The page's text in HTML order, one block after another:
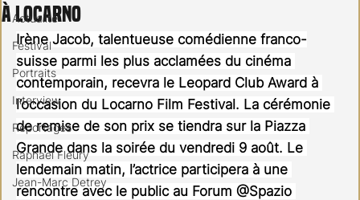
Actualité
Festival
Portraits
Interview
Reportages
Raphael Fleury
Jean-Marc Detrey
à Locarno
Irène Jacob, talentueuse comédienne franco-
suisse parmi les plus acclamées du cinéma
contemporain, recevra le Leopard Club Award à
l’occasion du Locarno Film Festival. La cérémonie
de remise de son prix se tiendra sur la Piazza
Grande dans la soirée du vendredi 9 août. Le
lendemain matin, l’actrice participera à une
rencontre avec le public au Forum @Spazio